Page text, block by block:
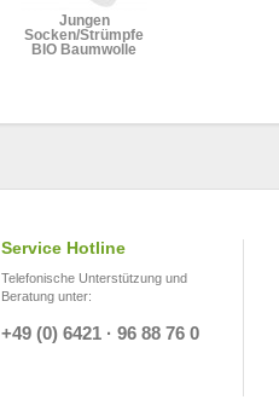
Jungen
Socken/Strümpfe
BIO Baumwolle
Service Hotline
Telefonische Unterstützung und
Beratung unter:
+49 (0) 6421 · 96 88 76 0